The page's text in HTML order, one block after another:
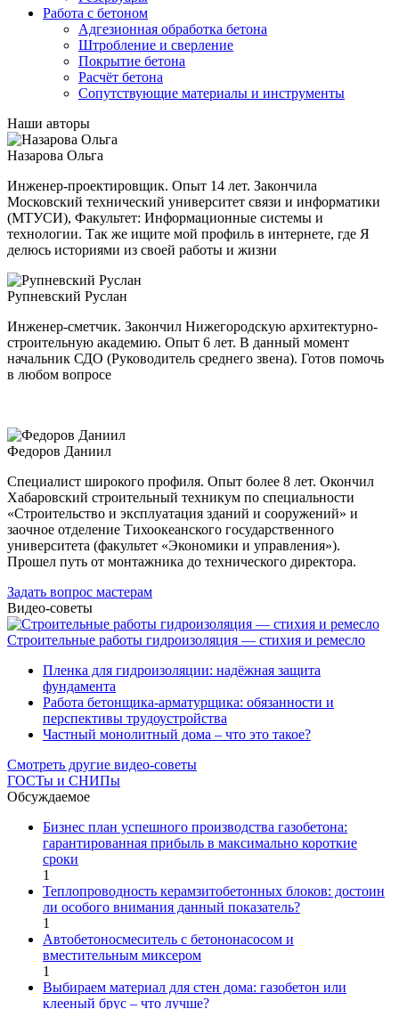
Работа с бетоном
Адгезионная обработка бетона
Штробление и сверление
Покрытие бетона
Расчёт бетона
Сопутствующие материалы и инструменты
Наши авторы
Назарова Ольга
Инженер-проектировщик. Опыт 14 лет. Закончила
Московский технический университет связи и информатики
(МТУСИ), Факультет: Информационные системы и
технологии. Так же ищите мой профиль в интернете, где Я
делюсь историями из своей работы и жизни
Рупневский Руслан
Инженер-сметчик. Закончил Нижегородскую архитектурно-
строительную академию. Опыт 6 лет. В данный момент
начальник СДО (Руководитель среднего звена). Готов помочь
в любом вопросе
Федоров Даниил
Специалист широкого профиля. Опыт более 8 лет. Окончил
Хабаровский строительный техникум по специальности
«Строительство и эксплуатация зданий и сооружений» и
заочное отделение Тихоокеанского государственного
университета (факультет «Экономики и управления»).
Прошел путь от монтажника до технического директора.
Задать вопрос мастерам
Видео-советы
Строительные работы гидроизоляция — стихия и ремесло
Пленка для гидроизоляции: надёжная защита
фундамента
Работа бетонщика-арматурщика: обязанности и
перспективы трудоустройства
Частный монолитный дома – что это такое?
Смотреть другие видео-советы
ГОСТы и СНИПы
Обсуждаемое
Бизнес план успешного производства газобетона:
гарантированная прибыль в максимально короткие
сроки
1
Теплопроводность керамзитобетонных блоков: достоин
ли особого внимания данный показатель?
1
Автобетоносмеситель с бетононасосом и
вместительным миксером
1
Выбираем материал для стен дома: газобетон или
клееный брус – что лучше?